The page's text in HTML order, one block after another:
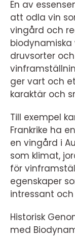
En av
att odla vin
vingård och
biodynamiska
druvsorter
ger vart och
karaktär och
Till exempel
Frankrike ha
en vingård i
som klimat,
för
egenskaper
intressant
Historisk
med